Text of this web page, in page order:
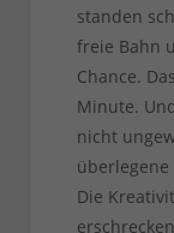
standen
freie Bahn
Chance.
Minute.
nicht
Die